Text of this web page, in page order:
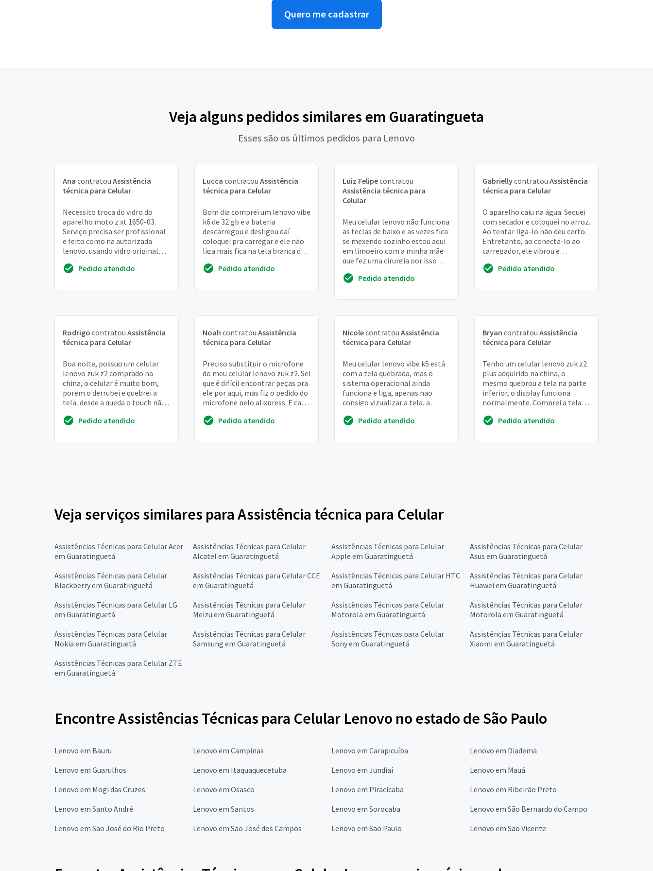
Quero me cadastrar
Veja alguns pedidos similares em Guaratingueta
Esses são os últimos pedidos para Lenovo
Ana contratou Assistência
técnica para Celular
Necessito troca do vidro do
aparelho moto z xt 1650-03.
Serviço precisa ser profissional
e feito como na autorizada
lenovo, usando vidro original
que não us...
Pedido atendido
Lucca contratou Assistência
técnica para Celular
Bom dia comprei um lenovo vibe
k6 de 32 gb e a bateria
descarregou e desligou daí
coloquei pra carregar e ele não
liga mais fica na tela branca do
Pedido atendido
Luiz Felipecontratou
Assistência técnica para
Celular
Meu celular lenovo não funciona
as teclas de baixo e as vezes fica
se mexendo sozinho estou aqui
em limoeiro com a minha mãe
que fez uma cirurgia por isso
t...
Pedido atendido
Gabriellycontratou Assistência
técnica para Celular
O aparelho caiu na água. Sequei
com secador e coloquei no arroz.
Ao tentar liga-lo não deu certo.
Entretanto, ao conecta-lo ao
carregador, ele vibrou e
como s...Pedido atendido
Rodrigo contratou Assistência
técnica para Celular
Boa noite, possuo um celular
lenovo zuk z2 comprado na
china, o celular é muito bom,
porem o derrubei e quebrei a
tela, desde a queda o touch não
celular. Já ...
Pedido atendido
Noah contratou Assistência
técnica para Celular
Preciso substituir o microfone
do meu celular lenovo zuk z2. Sei
que é difícil encontrar peças pra
ele por aqui, mas fiz o pedido do
microfone pelo alixpress. E caso
Pedido atendido
Nicolecontratou Assistência
técnica para Celular
Meu celular lenovo vibe k5 está
com a tela quebrada, mas o
sistema operacional ainda
funciona e liga, apenas nao
consigo vizualizar a tela, a
torta, nao consigo v...
Pedido atendido
Bryan contratou Assistência
técnica para Celular
Tenho um celular lenovo zuk z2
plus adquirido na china, o
mesmo quebrou a tela na parte
inferior, o display funciona
normalmente. Comprei a tela e
efetuar ...Pedido atendido
Veja serviços similares para Assistência técnica para Celular
Assistências Técnicas para Celular Acer
em Guaratinguetá
Assistências Técnicas para Celular
Alcatel em Guaratinguetá
Assistências Técnicas para Celular
Apple em Guaratinguetá
Assistências Técnicas para Celular
Asus em Guaratinguetá
Assistências Técnicas para Celular
Blackberry em Guaratinguetá
Assistências Técnicas para Celular CCE
em Guaratinguetá
Assistências Técnicas para Celular HTC
em Guaratinguetá
Assistências Técnicas para Celular
Huawei em Guaratinguetá
Assistências Técnicas para Celular LG
em Guaratinguetá
Assistências Técnicas para Celular
Meizu em Guaratinguetá
Assistências Técnicas para Celular
Motorola em Guaratinguetá
Assistências Técnicas para Celular
Motorola em Guaratinguetá
Assistências Técnicas para Celular
Nokia em Guaratinguetá
Assistências Técnicas para Celular
Samsung em Guaratinguetá
Assistências Técnicas para Celular
Sony em Guaratinguetá
Assistências Técnicas para Celular
Xiaomi em Guaratinguetá
Assistências Técnicas para Celular ZTE
em Guaratinguetá
Encontre Assistências Técnicas para Celular Lenovo no estado de São Paulo
Lenovo em Bauru Lenovo em Campinas Lenovo em Carapicuíba
Lenovo em Diadema
Lenovo em Guarulhos
Lenovo em Itaquaquecetuba Lenovo em Jundiaí
Lenovo em Mauá
Lenovo em Mogi das Cruzes
Lenovo em Osasco Lenovo em Piracicaba
Lenovo em Ribeirão Preto
Lenovo em Santo André
Lenovo em Santos Lenovo em Sorocaba
Lenovo em São Bernardo do Campo
Lenovo em São José do Rio Preto
Lenovo em São José dos Campos Lenovo em São Paulo Lenovo em São Vicente